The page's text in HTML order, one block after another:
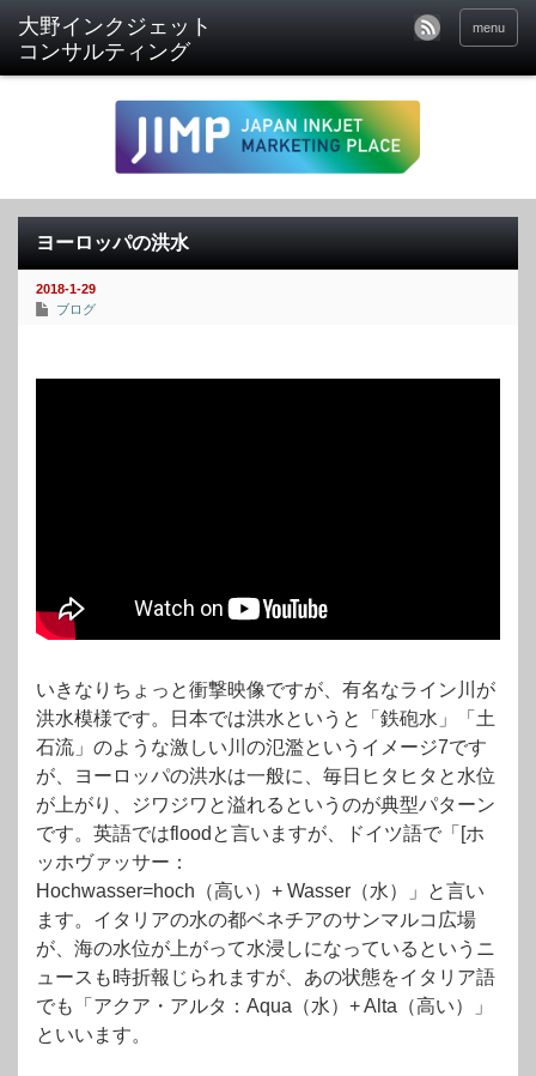
menu
ヨーロッパの洪水
2018-1-29
ブログ
いきなりちょっと衝撃映像ですが、有名なライン川が
洪水模様です。日本では洪水というと「鉄砲水」「土
石流」のような激しい川の氾濫というイメージ7です
が、ヨーロッパの洪水は一般に、毎日ヒタヒタと水位
が上がり、ジワジワと溢れるというのが典型パターン
です。英語ではfloodと言いますが、ドイツ語で「[ホ
ッホヴァッサー：
Hochwasser=hoch（高い）+ Wasser（水）」と言い
ます。イタリアの水の都ベネチアのサンマルコ広場
が、海の水位が上がって水浸しになっているというニ
ュースも時折報じられますが、あの状態をイタリア語
でも「アクア・アルタ：Aqua（水）+ Alta（高い）」
といいます。